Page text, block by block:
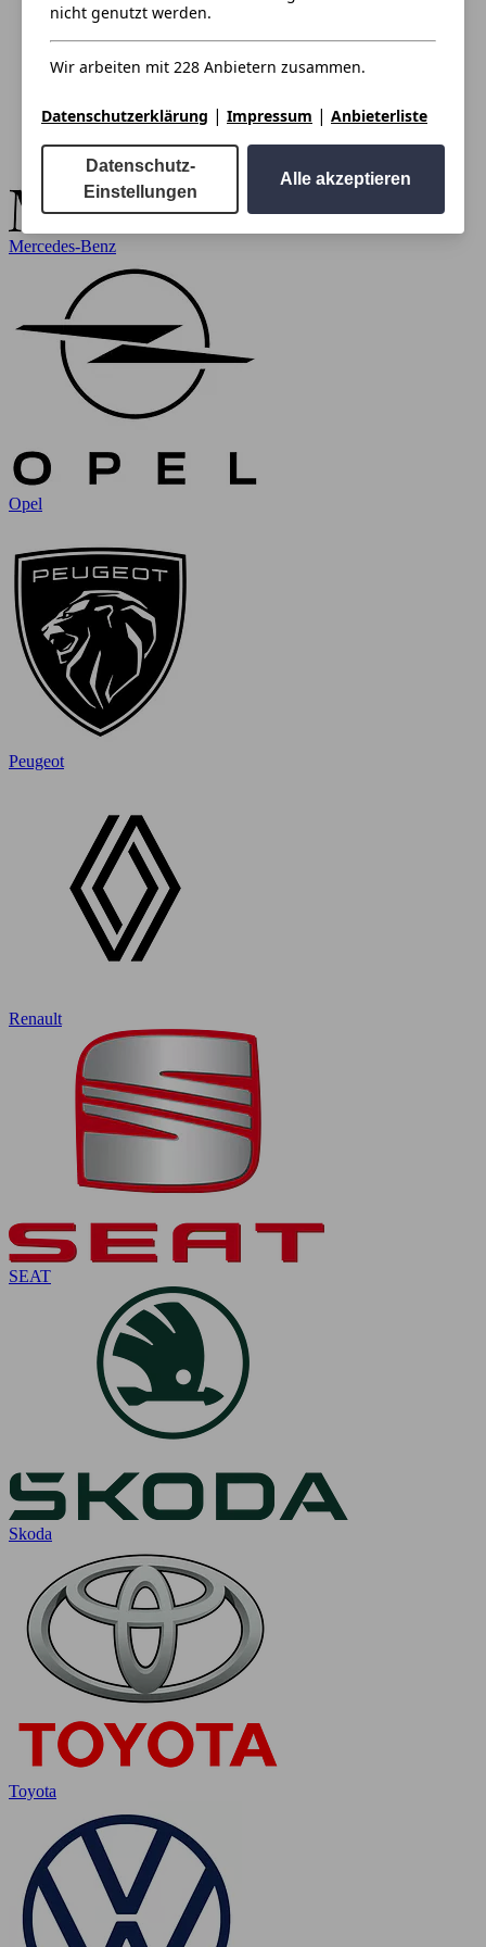
Mercedes-Benz
Opel
Peugeot
Renault
SEAT
Skoda
Toyota
nicht genutzt werden.
Wir arbeiten mit 228 Anbietern zusammen.
Datenschutzerklärung | Impressum | Anbieterliste
Datenschutz-
Einstellungen
Alle akzeptieren